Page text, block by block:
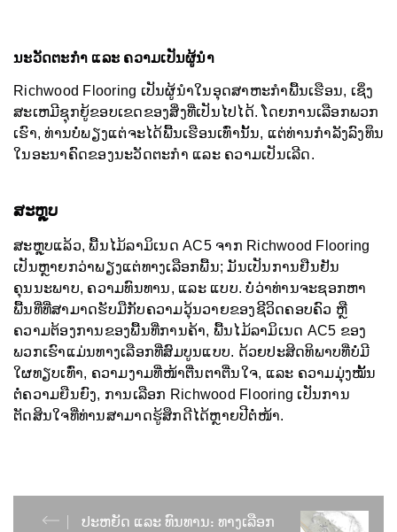
ນະວັດຕະກໍາ ແລະ ຄວາມເປັນຜູ້ນໍາ
Richwood Flooring ເປັນຜູ້ນໍາໃນອຸດສາຫະກໍາພື້ນເຮືອນ, ເຊິ່ງ
ສະເຫມີຊຸກຍູ້ຂອບເຂດຂອງສິ່ງທີ່ເປັນໄປໄດ້. ໂດຍການເລືອກພວກ
ເຮົາ, ທ່ານບໍ່ພຽງແຕ່ຈະໄດ້ພື້ນເຮືອນເທົ່ານັ້ນ, ແຕ່ທ່ານກໍາລັງລົງທຶນ
ໃນອະນາຄົດຂອງນະວັດຕະກໍາ ແລະ ຄວາມເປັນເລີດ.
ສະຫຼຸບ
ສະຫຼຸບແລ້ວ, ພື້ນໄມ້ລາມິເນດ AC5 ຈາກ Richwood Flooring
ເປັນຫຼາຍກວ່າພຽງແຕ່ທາງເລືອກພື້ນ; ມັນເປັນການຢືນຢັນ
ຄຸນນະພາບ, ຄວາມທົນທານ, ແລະ ແບບ. ບໍ່ວ່າທ່ານຈະຊອກຫາ
ພື້ນທີ່ທີ່ສາມາດຮັບມືກັບຄວາມວຸ້ນວາຍຂອງຊີວິດຄອບຄົວ ຫຼື
ຄວາມຕ້ອງການຂອງພື້ນທີ່ການຄ້າ, ພື້ນໄມ້ລາມິເນດ AC5 ຂອງ
ພວກເຮົາແມ່ນທາງເລືອກທີ່ສົມບູນແບບ. ດ້ວຍປະສິດທິພາບທີ່ບໍ່ມີ
ໃຜທຽບເທົ່າ, ຄວາມງາມທີ່ໜ້າຕື່ນຕາຕື່ນໃຈ, ແລະ ຄວາມມຸ່ງໝັ້ນ
ຕໍ່ຄວາມຍືນຍົງ, ການເລືອກ Richwood Flooring ເປັນການ
ຕັດສິນໃຈທີ່ທ່ານສາມາດຮູ້ສຶກດີໄດ້ຫຼາຍປີຕໍ່ໜ້າ.
ປະຫຍັດ ແລະ ທົນທານ: ທາງເລືອກ